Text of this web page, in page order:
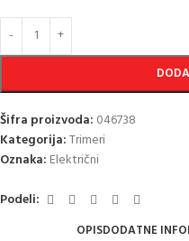
Šifra proizvoda: 046738
Kategorija:Trimeri
Oznaka: Električni
Podeli:
OPISDODATNE